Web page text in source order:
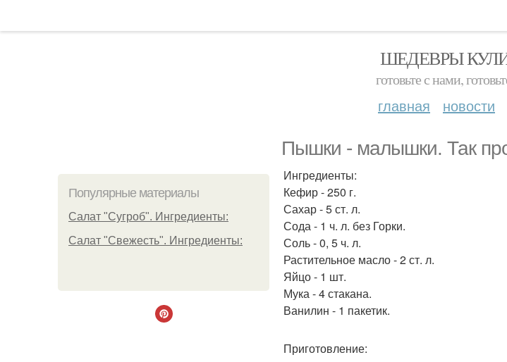
ШЕДЕВРЫ
готовьте с нами,
главная новости
Пышки - малышки. Так
Популярные материалы
Салат "Сугроб". Ингредиенты:
Салат "Свежесть". Ингредиенты:
Ингредиенты:
Кефир - 250 г.
Сахар - 5 ст. л.
Сода - 1 ч. л. без Горки.
Соль - 0, 5 ч. л.
Растительное масло - 2 ст. л.
Яйцо - 1 шт.
Мука - 4 стакана.
Ванилин - 1 пакетик.
Приготовление: